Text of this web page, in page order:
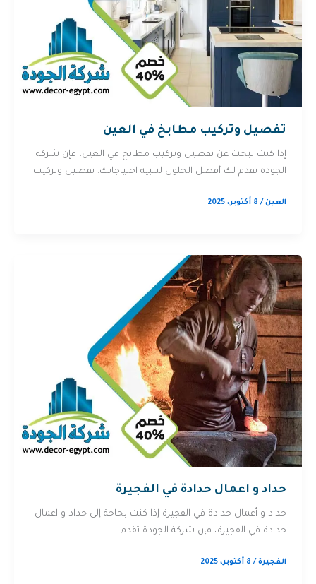
تفصيل وتركيب مطابخ في العين
إذا كنت تبحث عن تفصيل وتركيب مطابخ في العين، فإن شركة
الجودة تقدم لك أفضل الحلول لتلبية احتياجاتك. تفصيل وتركيب
العين/ 8 أكتوبر، 2025
حداد و اعمال حدادة في الفجيرة
حداد و أعمال حدادة في الفجيرة إذا كنت بحاجة إلى حداد و اعمال
حدادة في الفجيرة، فإن شركة الجودة تقدم
الفجيرة/ 8 أكتوبر، 2025